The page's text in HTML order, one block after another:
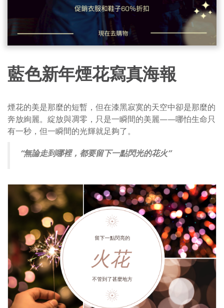
藍色新年煙花寫真海報
煙花的美是那麼的短暫，但在漆黑寂寞的天空中卻是那麼的
奔放絢麗。綻放與凋零，只是一瞬間的美麗——哪怕生命只
有一秒，但一瞬間的光輝就足夠了。
“無論走到哪裡，都要留下一點閃光的花火”